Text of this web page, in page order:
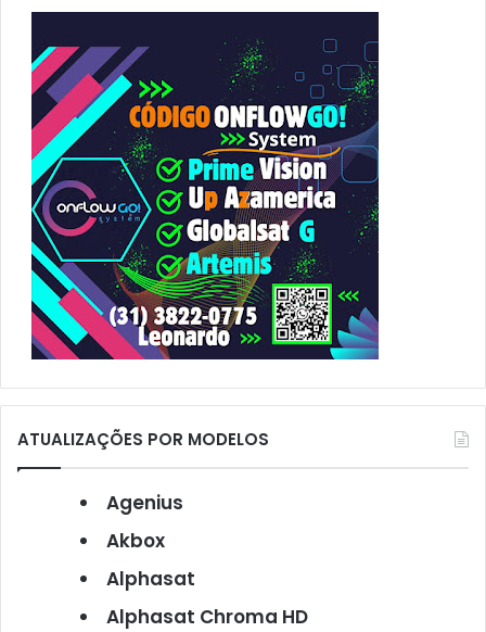
a
p
o
r
:
ATUALIZAÇÕES POR MODELOS
Agenius
Akbox
Alphasat
Alphasat Chroma HD